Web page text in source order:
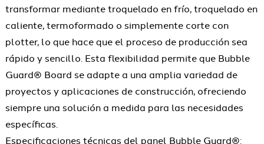
transformar mediante troquelado en frío, troquelado en
caliente, termoformado o simplemente corte con
plotter, lo que hace que el proceso de producción sea
rápido y sencillo. Esta flexibilidad permite que Bubble
Guard® Board se adapte a una amplia variedad de
proyectos y aplicaciones de construcción, ofreciendo
siempre una solución a medida para las necesidades
específicas.
Especificaciones técnicas del panel Bubble Guard®: